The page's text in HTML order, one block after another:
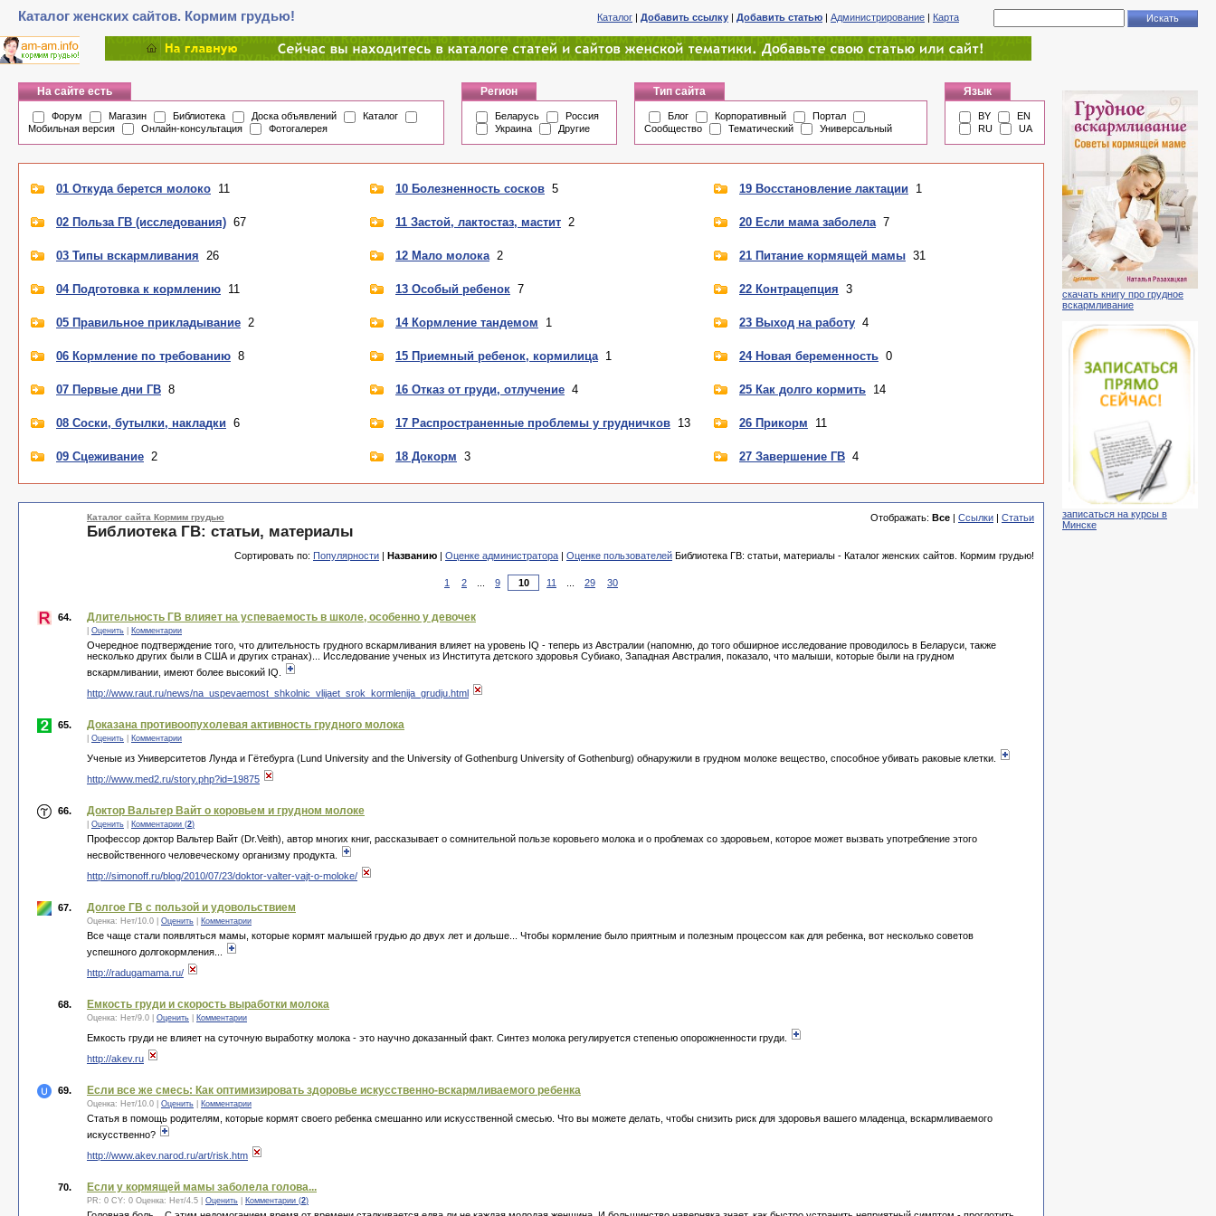
Каталог женских сайтов. Кормим грудью! Каталог | Добавить ссылку | Добавить статью | Администрирование | Карта
На сайте есть
Форум Магазин Библиотека Доска объявлений
Каталог
Мобильная версия
Онлайн-консультация Фотогалерея
Регион
Беларусь
Россия
Украина
Другие
Тип сайта
Блог Корпоративный
Портал
Сообщество
Тематический Универсальный
Язык
BY
EN
RU
UA
01 Откуда берется молоко 11
02 Польза ГВ (исследования) 67
03 Типы вскармливания 26
04 Подготовка к кормлению 11
05 Правильное прикладывание 2
06 Кормление по требованию 8
07 Первые дни ГВ 8
08 Соски, бутылки, накладки 6
09 Сцеживание 2
10 Болезненность сосков 5
11 Застой, лактостаз, мастит 2
12 Мало молока 2
13 Особый ребенок 7
14 Кормление тандемом 1
15 Приемный ребенок, кормилица 1
16 Отказ от груди, отлучение 4
17 Распространенные проблемы у грудничков 13
18 Докорм 3
19 Восстановление лактации 1
20 Если мама заболела 7
21 Питание кормящей мамы 31
22 Контрацепция 3
23 Выход на работу 4
24 Новая беременность 0
25 Как долго кормить 14
26 Прикорм 11
27 Завершение ГВ 4
Каталог сайта Кормим грудью Отображать: Все | Ссылки | Статьи
Библиотека ГВ: статьи, материалы
Сортировать по: Популярности | Названию | Оценке администратора | Оценке пользователей Библиотека ГВ: статьи, материалы - Каталог женских сайтов. Кормим грудью!
1 2 9 11 29 30
64. Длительность ГВ влияет на успеваемость в школе, особенно у девочек
Оценить Комментарии
Очередное подтверждение того, что длительность грудного вскармливания влияет на уровень IQ - теперь из Австралии (напомню, до того обширное исследование проводилось в Беларуси, также
несколько других были в США и других странах)... Исследование ученых из Института детского здоровья Субиако, Западная Австралия, показало, что малыши, которые были на грудном
вскармливании, имеют более высокий IQ.
http://www.raut.ru/news/na_uspevaemost_shkolnic_vlijaet_srok_kormlenija_grudju.html
65. Доказана противоопухолевая активность грудного молока
Оценить Комментарии
Ученые из Университетов Лунда и Гётебурга (Lund University and the University of Gothenburg University of Gothenburg) обнаружили в грудном молоке вещество, способное убивать раковые клетки.
http://www.med2.ru/story.php?id=19875
66. Доктор Вальтер Вайт о коровьем и грудном молоке
Оценить Комментарии (2)
Профессор доктор Вальтер Вайт (Dr.Veith), автор многих книг, рассказывает о сомнительной пользе коровьего молока и о проблемах со здоровьем, которое может вызвать употребление этого
несвойственного человеческому организму продукта.
http://simonoff.ru/blog/2010/07/23/doktor-valter-vajt-o-moloke/
67. Долгое ГВ с пользой и удовольствием
Оценка: Нет/10.0 Оценить Комментарии
Все чаще стали появляться мамы, которые кормят малышей грудью до двух лет и дольше... Чтобы кормление было приятным и полезным процессом как для ребенка, вот несколько советов
успешного долгокормления...
http://radugamama.ru/
68. Емкость груди и скорость выработки молока
Оценка: Нет/9.0 Оценить Комментарии
Емкость груди не влияет на суточную выработку молока - это научно доказанный факт. Синтез молока регулируется степенью опорожненности груди.
http://akev.ru
69. Если все же смесь: Как оптимизировать здоровье искусственно-вскармливаемого ребенка
Оценка: Нет/10.0 Оценить Комментарии
Статья в помощь родителям, которые кормят своего ребенка смешанно или искусственной смесью. Что вы можете делать, чтобы снизить риск для здоровья вашего младенца, вскармливаемого
искусственно?
http://www.akev.narod.ru/art/risk.htm
70. Если у кормящей мамы заболела голова...
PR: 0 CY: 0 Оценка: Нет/4.5 Оценить Комментарии (2)
скачать книгу про грудное
вскармливание
записаться на курсы в
Минске